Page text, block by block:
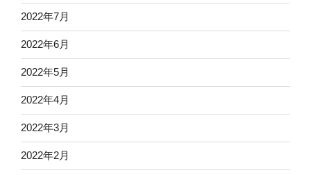
2022年7月
2022年6月
2022年5月
2022年4月
2022年3月
2022年2月